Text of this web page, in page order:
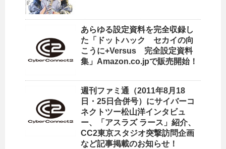
あらゆる設定資料を完全収録し
た「ドットハック セカイの向
こうに+Versus 完全設定資料
集」Amazon.co.jpで販売開始！
週刊ファミ通（2011年8月18
日・25日合併号）にサイバーコ
ネクトツー松山洋インタビュ
ー、「アスラズ ラース」紹介、
CC2東京スタジオ突撃訪問企画
など記事掲載のお知らせ！